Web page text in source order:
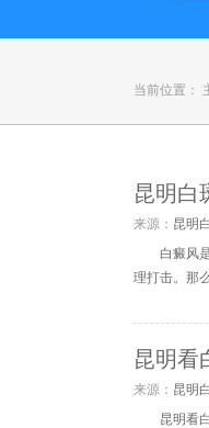
当前位置：
昆明白
来源： 昆明
白癜风
理打击。那
昆明看
来源： 昆明
昆明看